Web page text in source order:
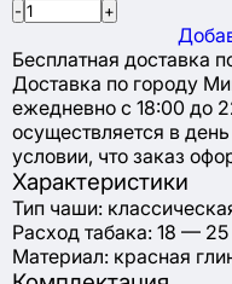
- +
Бесплатная доставка
Доставка по городу
ежедневно с 18:00 до
осуществляется в
условии, что заказ
Характеристики
Тип чаши:
Расход табака: 18 — 25
Материал: красная